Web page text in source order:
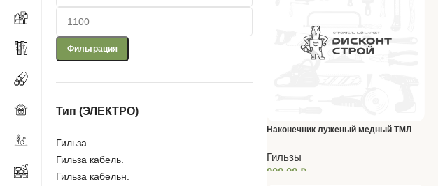
Фильтрация
Тип (ЭЛЕКТРО)
Гильза
Гильза кабель.
Гильза кабельн.
Наконечник луженый медный ТМЛ
Гильзы
900,00 ₽